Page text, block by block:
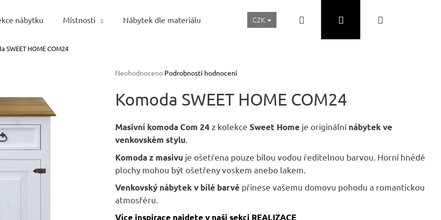
nábytku Místnosti Nábytek dle materiálu Realizace a inspirace Akční ceny Nábytek Skladem
CZK Přihlášení
SWEET HOME COM24
Průměrné
produktu
je
z
hvězdiček.
Neohodnoceno Podrobnosti hodnocení
Komoda SWEET HOME COM24
Masivní komoda Com 24z kolekce Sweet Home je originální nábytek ve
venkovském stylu
Komoda z masivu je ošetřena pouze bílou vodou ředitelnou barvou. Horní hnědé
plochy mohou být ošetřeny voskem anebo lakem.
Venkovský nábytek v bílé barvě přinese vašemu domovu pohodu a romantickou
atmosféru.
Více inspirace najdete v naši sekci REALIZACE
Co potřebujete najít?